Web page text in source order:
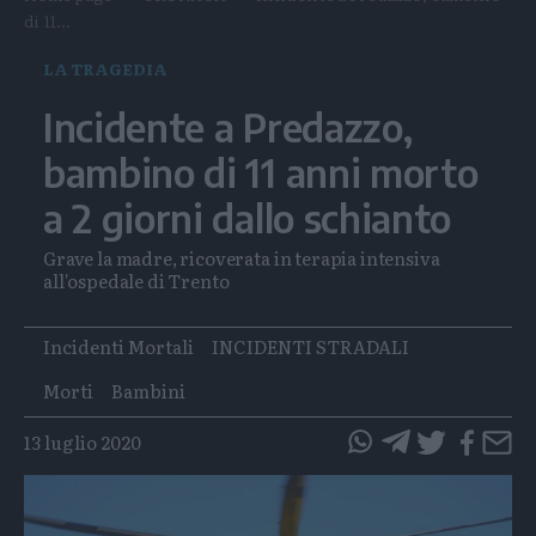
di 11...
LA TRAGEDIA
Incidente a Predazzo,
bambino di 11 anni morto
a 2 giorni dallo schianto
Grave la madre, ricoverata in terapia intensiva
all'ospedale di Trento
Tags
Incidenti Mortali
INCIDENTI STRADALI
Morti
Bambini
13 luglio 2020
questoquesto